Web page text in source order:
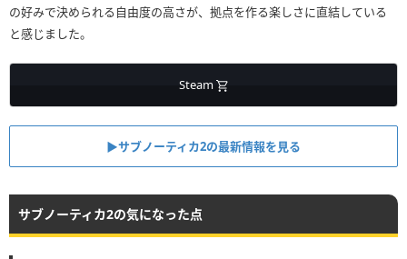
の好みで決められる自由度の高さが、拠点を作る楽しさに直結している
と感じました。
Steam
▶︎サブノーティカ2の最新情報を見る
サブノーティカ2の気になった点